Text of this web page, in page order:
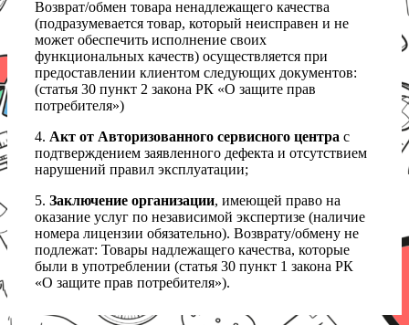
Возврат/обмен товара ненадлежащего качества
(подразумевается товар, который неисправен и не
может обеспечить исполнение своих
функциональных качеств) осуществляется при
предоставлении клиентом следующих документов:
(статья 30 пункт 2 закона РК «О защите прав
потребителя»)
4. Акт от Авторизованного сервисного центра с
подтверждением заявленного дефекта и отсутствием
нарушений правил эксплуатации;
5. Заключение организации, имеющей право на
оказание услуг по независимой экспертизе (наличие
номера лицензии обязательно). Возврату/обмену не
подлежат: Товары надлежащего качества, которые
были в употреблении (статья 30 пункт 1 закона РК
«О защите прав потребителя»).